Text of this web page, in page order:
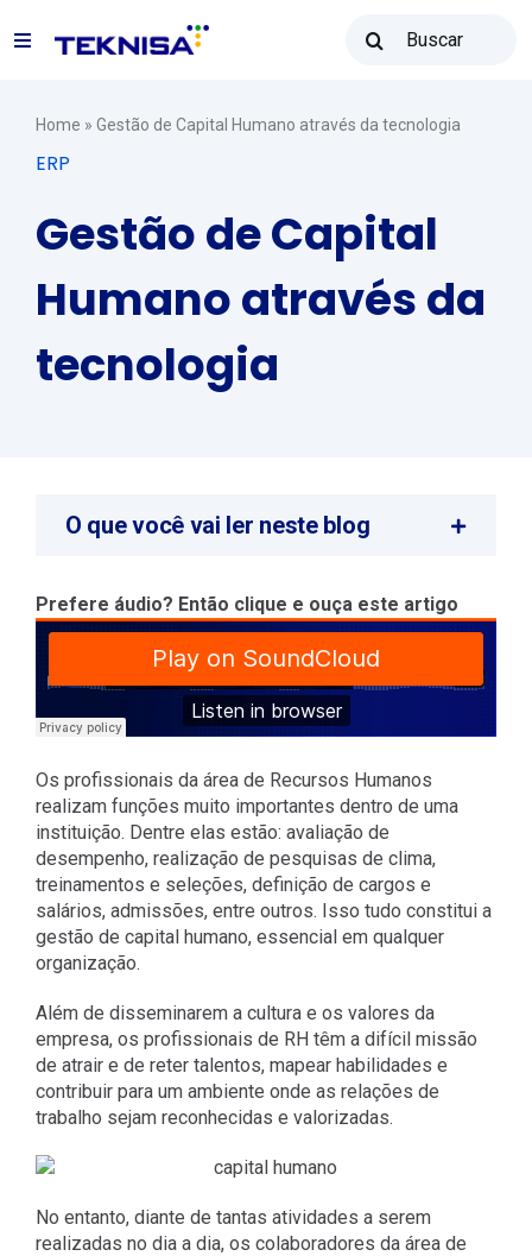
para
resultados
Toggle
Soluções
Recursos
Vendas: (31) 2122-2300
Home » Gestão de Capital Humano através da tecnologia
ERP
Gestão de Capital
Humano através da
tecnologia
Prefere áudio? Então clique e ouça este artigo
Os profissionais da área de Recursos Humanos
realizam funções muito importantes dentro de uma
instituição. Dentre elas estão: avaliação de
desempenho, realização de pesquisas de clima,
treinamentos e seleções, definição de cargos e
salários, admissões, entre outros. Isso tudo constitui a
gestão de capital humano, essencial em qualquer
organização.
Além de disseminarem a cultura e os valores da
empresa, os profissionais de RH têm a difícil missão
de atrair e de reter talentos, mapear habilidades e
contribuir para um ambiente onde as relações de
trabalho sejam reconhecidas e valorizadas.
No entanto, diante de tantas atividades a serem
realizadas no dia a dia, os colaboradores da área de
O que você vai ler neste blog